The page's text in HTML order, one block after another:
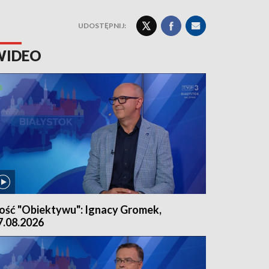
UDOSTĘPNIJ:
"Obiektywu": Ignacy Gromek,